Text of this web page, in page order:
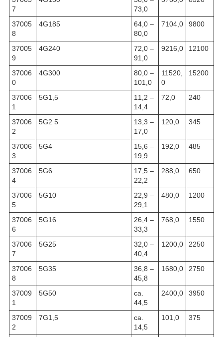
7
73,0
37005
8
4G185
64,0 –
80,0
7104,0 9800
37005
9
4G240
72,0 –
91,0
9216,0 12100
37006
0
4G300
80,0 –
101,0
11520,
0
15200
37006
1
5G1,5
11,2 –
14,4
72,0 240
37006
2
5G2 5
13,3 –
17,0
120,0 345
37006
3
5G4
15,6 –
19,9
192,0 485
37006
4
5G6
17,5 –
22,2
288,0 650
37006
5
5G10
22,9 –
29,1
480,0 1200
37006
6
5G16
26,4 –
33,3
768,0 1550
37006
7
5G25
32,0 –
40,4
1200,0 2250
37006
8
5G35
36,8 –
45,8
1680,0 2750
37009
1
5G50
ca.
44,5
2400,0 3950
37009
2
7G1,5
ca.
14,5
101,0 375